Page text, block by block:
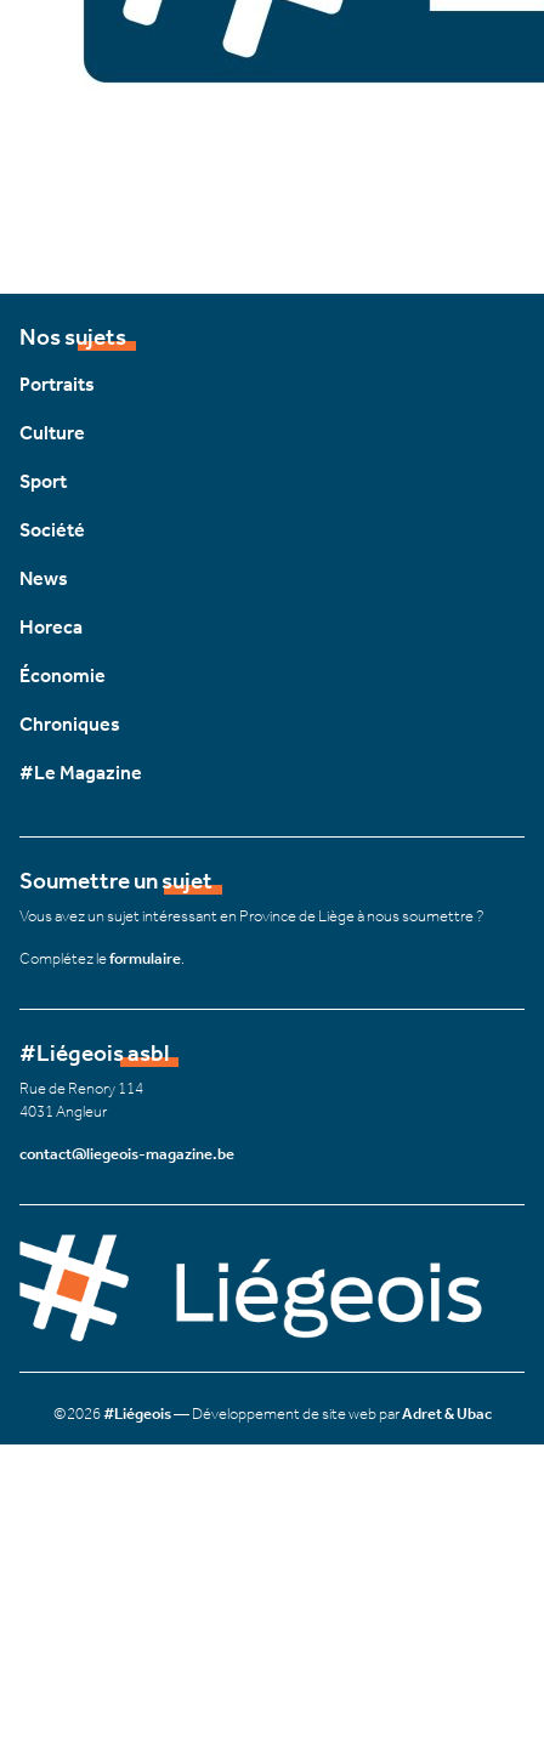
Nos sujets
Portraits
Culture
Sport
Société
News
Horeca
Économie
Chroniques
#Le Magazine
Soumettre un sujet
Vous avez un sujet intéressant en Province de Liège à nous soumettre ?
Complétez leformulaire
#Liégeois asbl
Rue de Renory 114
4031 Angleur
contact@liegeois-magazine.be
©2026#Liégeois— Développement de site web parAdret & Ubac